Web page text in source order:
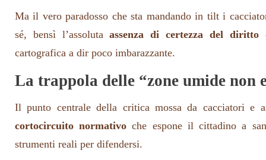
Ma il vero paradosso che sta mandando in tilt i
sé, bensì l’assolutaassenza di certezza del diritto
cartografica a dir poco imbarazzante.
La trappola delle “zone umide non
Il punto centrale della critica mossa da cacciatori e
cortocircuito normativo che espone il cittadino a
strumenti reali per difendersi.